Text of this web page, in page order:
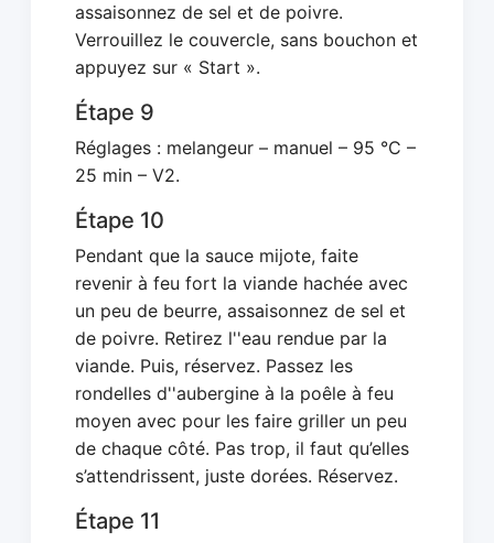
assaisonnez de sel et de poivre.
Verrouillez le couvercle, sans bouchon et
appuyez sur « Start ».
Étape 9
Réglages : melangeur – manuel – 95 °C –
25 min – V2.
Étape 10
Pendant que la sauce mijote, faite
revenir à feu fort la viande hachée avec
un peu de beurre, assaisonnez de sel et
de poivre. Retirez l''eau rendue par la
viande. Puis, réservez. Passez les
rondelles d''aubergine à la poêle à feu
moyen avec pour les faire griller un peu
de chaque côté. Pas trop, il faut qu’elles
s’attendrissent, juste dorées. Réservez.
Étape 11